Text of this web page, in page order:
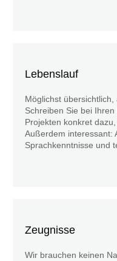
Lebenslauf
Möglichst übersichtlich,
Schreiben Sie bei
Projekten konkret
Außerdem interessant:
Sprachkenntnisse und
Zeugnisse
Wir brauchen keinen